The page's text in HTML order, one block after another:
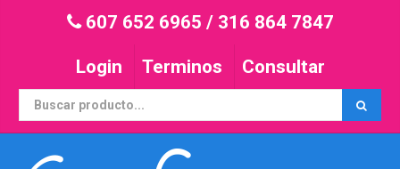
607 652 6965 / 316 864 7847
Login Terminos Consultar